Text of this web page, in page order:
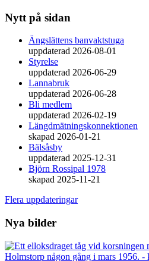
Nytt på sidan
Ängslättens banvaktstuga
uppdaterad 2026-08-01
Styrelse
uppdaterad 2026-06-29
Lannabruk
uppdaterad 2026-06-28
Bli medlem
uppdaterad 2026-02-19
Längdmätningskonnektionen
skapad 2026-01-21
Bälsåsby
uppdaterad 2025-12-31
Björn Rossipal 1978
skapad 2025-11-21
Flera uppdateringar
Nya bilder